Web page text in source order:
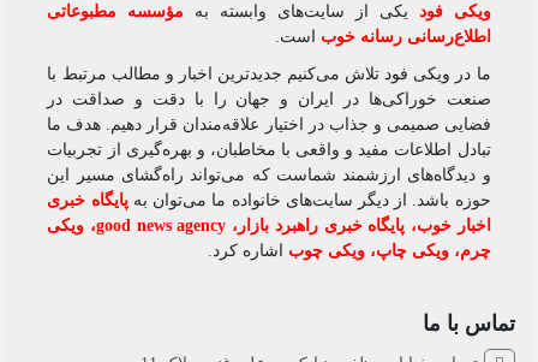
ویکی‌ فودیکی از سایت‌های وابسته به
مؤسسه مطبوعاتی
اطلاع‌رسانی رسانه خوباست.
ما در ویکی‌ فود تلاش می‌کنیم جدیدترین اخبار و مطالب مرتبط با
صنعت خوراکی‌ها در ایران و جهان را با دقت و صداقت در
فضایی صمیمی و جذاب در اختیار علاقه‌مندان قرار دهیم. هدف ما
تبادل اطلاعات مفید و واقعی با مخاطبان، و بهره‌گیری از تجربیات
و دیدگاه‌های ارزشمند شماست که می‌تواند راه‌گشای مسیر این
حوزه باشد. از دیگر سایت‌های خانواده ما می‌توان بهپایگاه خبری
اخبار خوب،پایگاه خبری راهبرد بازار ،good news agency،ویکی
چرم،ویکی چاپ،ویکی چوباشاره کرد.
تماس با ما